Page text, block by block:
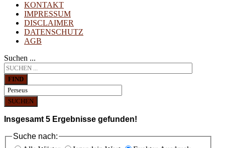
KONTAKT
IMPRESSUM
DISCLAIMER
DATENSCHUTZ
AGB
Suchen ...
FIND
SUCHEN
Insgesamt 5 Ergebnisse gefunden!
Suche nach: